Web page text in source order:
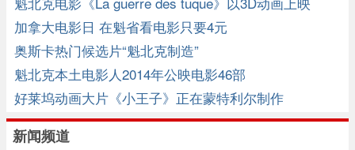
加拿大电影日 在魁省看电影只要4元
奥斯卡热门候选片“魁北克制造”
魁北克本土电影人2014年公映电影46部
好莱坞动画大片《小王子》正在蒙特利尔制作
新闻频道